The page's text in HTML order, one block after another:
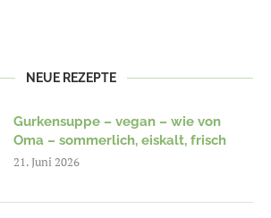
NEUE REZEPTE
Gurkensuppe – vegan – wie von
Oma – sommerlich, eiskalt, frisch
21. Juni 2026